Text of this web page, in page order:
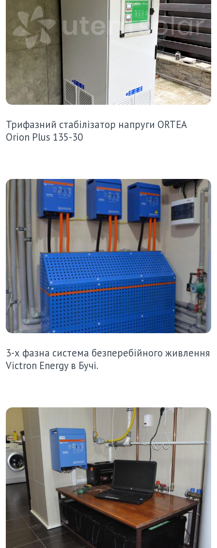
Трифазний стабілізатор напруги ORTEA
Orion Plus 135-30
3-х фазна система безперебійного живлення
Victron Energy в Бучі.